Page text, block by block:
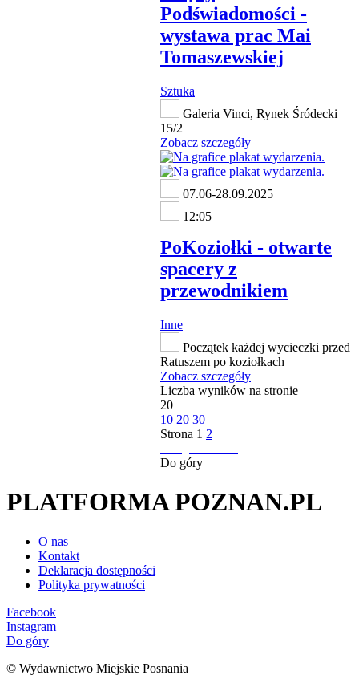
Podświadomości -
wystawa prac Mai
Tomaszewskiej
Sztuka
Galeria Vinci, Rynek Śródecki
15/2
Zobacz szczegóły
07.06-28.09.2025
12:05
PoKoziołki - otwarte
spacery z
przewodnikiem
Inne
Początek każdej wycieczki przed
Ratuszem po koziołkach
Zobacz szczegóły
Liczba wyników na stronie
20
10 20 30
Strona 1 2
Do góry
PLATFORMA POZNAN.PL
O nas
Kontakt
Deklaracja dostępności
Polityka prywatności
Facebook
Instagram
Do góry
© Wydawnictwo Miejskie Posnania